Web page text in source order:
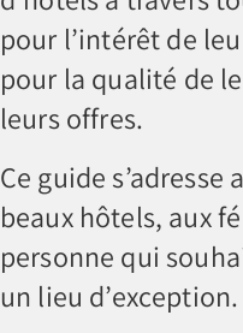
pour l’intérêt de
pour la qualité de
leurs offres.
Ce guide
beaux hôtels, aux
personne qui
un lieu d’exception.